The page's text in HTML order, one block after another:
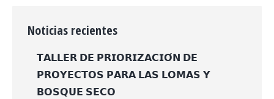
Noticias recientes
𝗧𝗔𝗟𝗟𝗘𝗥 𝗗𝗘 𝗣𝗥𝗜𝗢𝗥𝗜𝗭𝗔𝗖𝗜𝗢́𝗡 𝗗𝗘
𝗣𝗥𝗢𝗬𝗘𝗖𝗧𝗢𝗦 𝗣𝗔𝗥𝗔 𝗟𝗔𝗦 𝗟𝗢𝗠𝗔𝗦 𝗬
𝗕𝗢𝗦𝗤𝗨𝗘 𝗦𝗘𝗖𝗢